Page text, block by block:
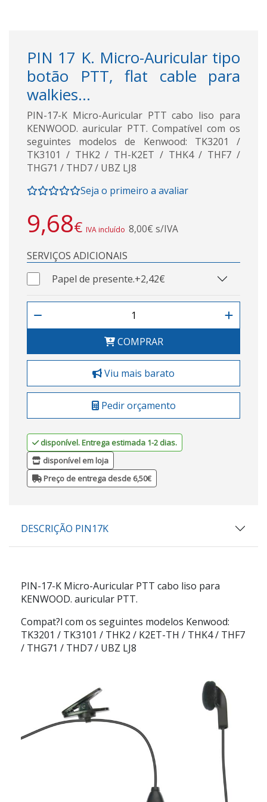
PIN 17 K. Micro-Auricular tipo
botão PTT, flat cable para
walkies...
PIN-17-K Micro-Auricular PTT cabo liso para
KENWOOD. auricular PTT. Compatível com os
seguintes modelos de Kenwood: TK3201 /
TK3101 / THK2 / TH-K2ET / THK4 / THF7 /
THG71 / THD7 / UBZ LJ8
Seja o primeiro a avaliar
9,68€ IVA incluído 8,00€ s/IVA
SERVIÇOS ADICIONAIS
Papel de presente.+2,42€
COMPRAR
Viu mais barato
Pedir orçamento
disponível. Entrega estimada 1-2 dias.
disponível em loja
Preço de entrega desde 6,50€
DESCRIÇÃO PIN17K
PIN-17-K Micro-Auricular PTT cabo liso para
KENWOOD. auricular PTT.
Compat?l com os seguintes modelos Kenwood:
TK3201 / TK3101 / THK2 / K2ET-TH / THK4 / THF7
/ THG71 / THD7 / UBZ LJ8